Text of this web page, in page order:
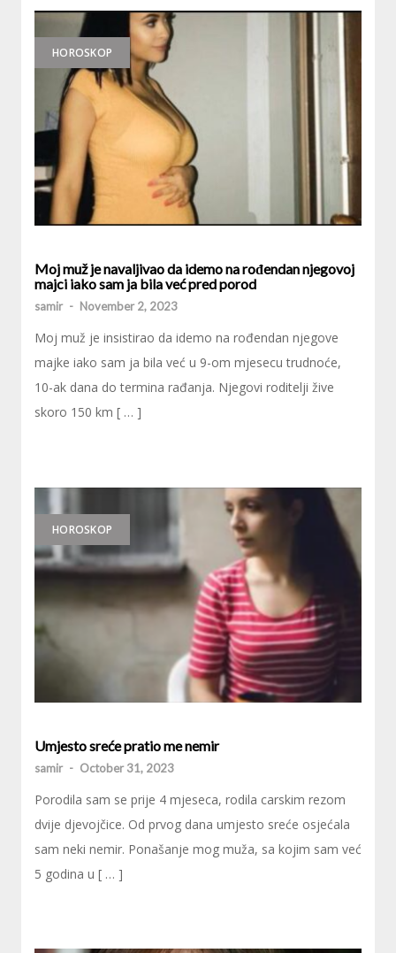
HOROSKOP
Moj muž je navaljivao da idemo na rođendan njegovoj
majci iako sam ja bila već pred porod
samir - November 2, 2023
Moj muž je insistirao da idemo na rođendan njegove
majke iako sam ja bila već u 9-om mjesecu trudnoće,
10-ak dana do termina rađanja. Njegovi roditelji žive
skoro 150 km [ … ]
HOROSKOP
Umjesto sreće pratio me nemir
samir - October 31, 2023
Porodila sam se prije 4 mjeseca, rodila carskim rezom
dvije djevojčice. Od prvog dana umjesto sreće osjećala
sam neki nemir. Ponašanje mog muža, sa kojim sam već
5 godina u [ … ]